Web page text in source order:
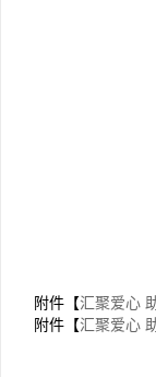
附件【汇聚爱心
附件【汇聚爱心